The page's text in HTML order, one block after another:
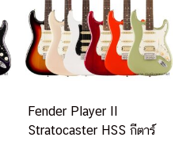
Fender Player II
Stratocaster HSS กีตาร์